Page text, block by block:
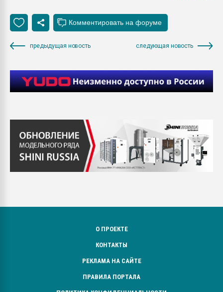
предыдущая новость следующая новость
О ПРОЕКТЕ
КОНТАКТЫ
РЕКЛАМА НА САЙТЕ
ПРАВИЛА ПОРТАЛА